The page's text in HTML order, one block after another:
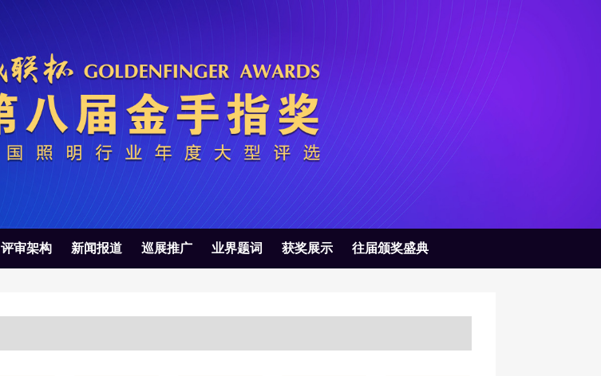
评审架构 新闻报道 巡展推广 业界题词 获奖展示 往届颁奖盛典